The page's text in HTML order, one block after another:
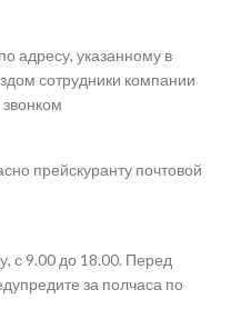
адресу, указанному в
сотрудники компании
прейскуранту почтовой
с 9.00 до 18.00. Перед
за полчаса по